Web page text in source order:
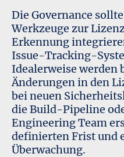
Die Governance
Werkzeuge zur
Erkennung
Issue-Tracking-
Idealerweise werden
Änderungen in den
bei neuen
die Build-Pipeline
Engineering Team
definierten Frist und
Überwachung.